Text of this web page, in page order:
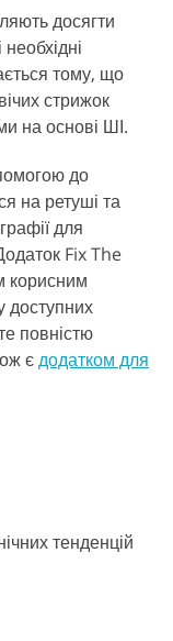
досягти
тому, що
стрижок
на основі ШІ.
до
на ретуші та
для
Fix The
корисним
доступних
повністю
єдодатком для
тенденцій